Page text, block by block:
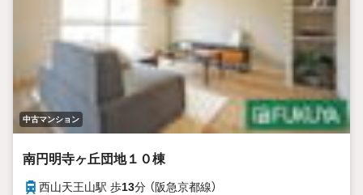
中古マンション
南円明寺ヶ丘団地１０棟
西山天王山駅 歩13分 （阪急京都線）